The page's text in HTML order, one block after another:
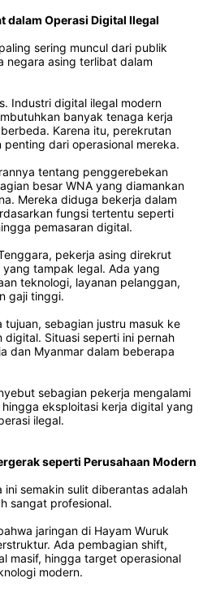
dalam Operasi Digital Ilegal
sering muncul dari publik
negara asing terlibat dalam
Industri digital ilegal modern
banyak tenaga kerja
Karena itu, perekrutan
dari operasional mereka.
tentang penggerebekan
besar WNA yang diamankan
Mereka diduga bekerja dalam
fungsi tertentu seperti
pemasaran digital.
pekerja asing direkrut
yang tampak legal. Ada yang
teknologi, layanan pelanggan,
gaji tinggi.
sebagian justru masuk ke
digital. Situasi seperti ini pernah
dan Myanmar dalam beberapa
sebagian pekerja mengalami
eksploitasi kerja digital yang
ilegal.
seperti Perusahaan Modern
semakin sulit diberantas adalah
sangat profesional.
jaringan di Hayam Wuruk
Ada pembagian shift,
masif, hingga target operasional
modern.